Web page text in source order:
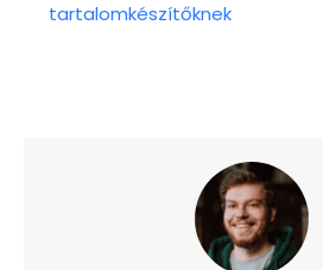
tartalomkészítőknek